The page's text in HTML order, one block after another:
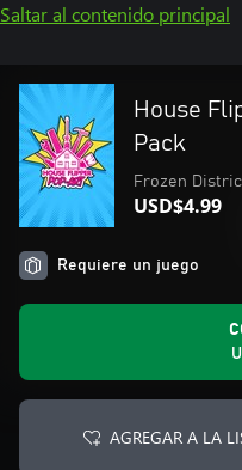
Saltar al contenido principal
House
Pack
Frozen
USD$4.99
Requiere un juego
AGREGAR A LA